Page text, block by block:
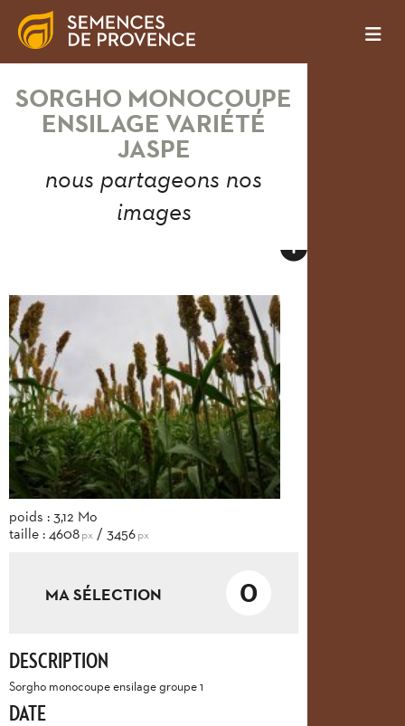
SORGHO MONOCOUPE
ENSILAGE VARIÉTÉ
JASPE
nous partageons nos
images
poids : 3,12 Mo
taille : 4608px / 3456px
MA SÉLECTION 0
DESCRIPTION
Sorgho monocoupe ensilage groupe 1
DATE